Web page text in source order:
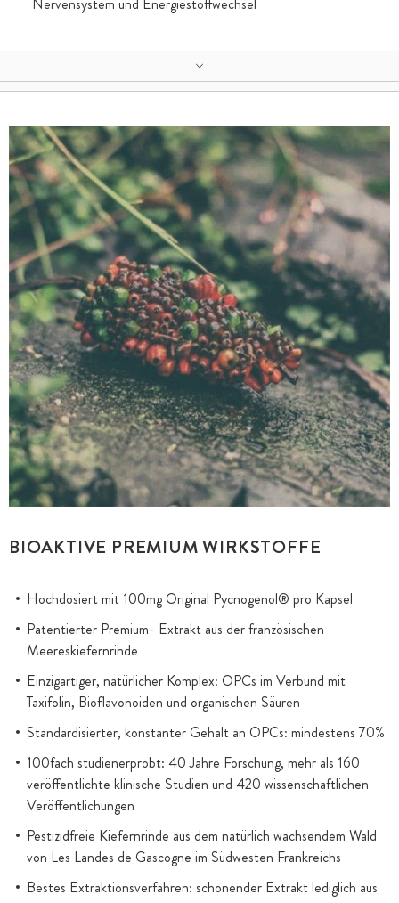
BIOAKTIVE PREMIUM WIRKSTOFFE
Hochdosiert mit 100mg Original Pycnogenol® pro Kapsel
Patentierter Premium- Extrakt aus der französischen
Meereskiefernrinde
Einzigartiger, natürlicher Komplex: OPCs im Verbund mit
Taxifolin, Bioflavonoiden und organischen Säuren
Standardisierter, konstanter Gehalt an OPCs: mindestens 70%
100fach studienerprobt: 40 Jahre Forschung, mehr als 160
veröffentlichte klinische Studien und 420 wissenschaftlichen
Veröffentlichungen
Pestizidfreie Kiefernrinde aus dem natürlich wachsendem Wald
von Les Landes de Gascogne im Südwesten Frankreichs
Bestes Extraktionsverfahren: schonender Extrakt lediglich aus